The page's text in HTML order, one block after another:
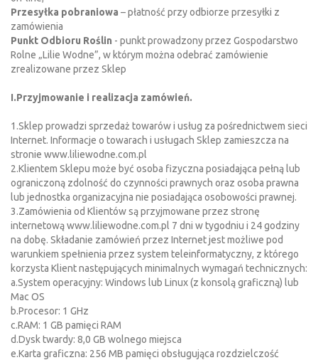
Przesyłka pobraniowa – płatność przy odbiorze przesyłki z
zamówienia
Punkt Odbioru Roślin - punkt prowadzony przez Gospodarstwo
Rolne „Lilie Wodne”, w którym można odebrać zamówienie
zrealizowane przez Sklep
I.Przyjmowanie i realizacja zamówień.
1.Sklep prowadzi sprzedaż towarów i usług za pośrednictwem sieci
Internet. Informacje o towarach i usługach Sklep zamieszcza na
stronie www.liliewodne.com.pl
2.Klientem Sklepu może być osoba fizyczna posiadająca pełną lub
ograniczoną zdolność do czynności prawnych oraz osoba prawna
lub jednostka organizacyjna nie posiadająca osobowości prawnej.
3.Zamówienia od Klientów są przyjmowane przez stronę
internetową www.liliewodne.com.pl 7 dni w tygodniu i 24 godziny
na dobę. Składanie zamówień przez Internet jest możliwe pod
warunkiem spełnienia przez system teleinformatyczny, z którego
korzysta Klient następujących minimalnych wymagań technicznych:
a.System operacyjny: Windows lub Linux (z konsolą graficzną) lub
Mac OS
b.Procesor: 1 GHz
c.RAM: 1 GB pamięci RAM
d.Dysk twardy: 8,0 GB wolnego miejsca
e.Karta graficzna: 256 MB pamięci obsługująca rozdzielczość